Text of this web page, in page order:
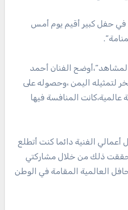
في حفل كبير أقيم يوم أمس
الفنان أحمد
لتمثيله اليمن ،وحصوله على
عالمية،كانت المنافسة فيها
الفنية دائما كنت أتطلع
حققت ذلك من خلال مشاركتي
العالمية المقامة في الوطن